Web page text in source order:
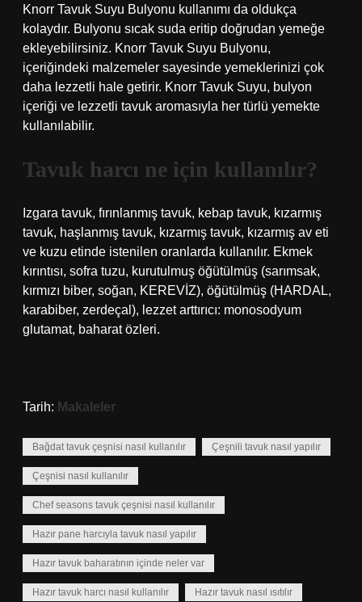
Knorr Tavuk Suyu Bulyonu kullanımı da oldukça
kolaydır. Bulyonu sıcak suda eritip doğrudan yemeğe
ekleyebilirsiniz. Knorr Tavuk Suyu Bulyonu,
içeriğindeki malzemeler sayesinde yemeklerinizi çok
daha lezzetli hale getirir. Knorr Tavuk Suyu, bulyon
içeriği ve lezzetli tavuk aromasıyla her türlü yemekte
kullanılabilir.
Tavuk harcı ne için kullanılır?
Izgara tavuk, fırınlanmış tavuk, kebap tavuk, kızarmış
tavuk, haşlanmış tavuk, kızarmış tavuk, kızarmış av eti
ve kuzu etinde istenilen oranlarda kullanılır. Ekmek
kırıntısı, sofra tuzu, kurutulmuş öğütülmüş (sarımsak,
kırmızı biber, soğan, KEREVİZ), öğütülmüş (HARDAL,
karabiber, zerdeçal), lezzet arttırıcı: monosodyum
glutamat, baharat özleri.
Tarih: Makaleler
Bağdat tavuk çeşnisi nasıl kullanılır Çeşnili tavuk nasıl yapılır
Çeşnisi nasıl kullanılır
Chef seasons tavuk çeşnisi nasıl kullanılır
Hazır pane harcıyla tavuk nasıl yapılır
Hazır tavuk baharatının içinde neler var
Hazır tavuk harcı nasıl kullanılır Hazır tavuk nasıl ısıtılır